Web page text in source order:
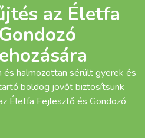
az Életfa
és halmozottan sérült gyerek és
boldog jövőt biztosítsunk
Életfa Fejlesztő és Gondozó